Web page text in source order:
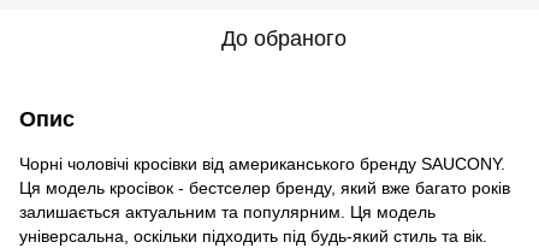
До обраного
Опис
Чорні чоловічі кросівки від американського бренду SAUCONY.
Ця модель кросівок - бестселер бренду, який вже багато років
залишається актуальним та популярним. Ця модель
універсальна, оскільки підходить під будь-який стиль та вік.